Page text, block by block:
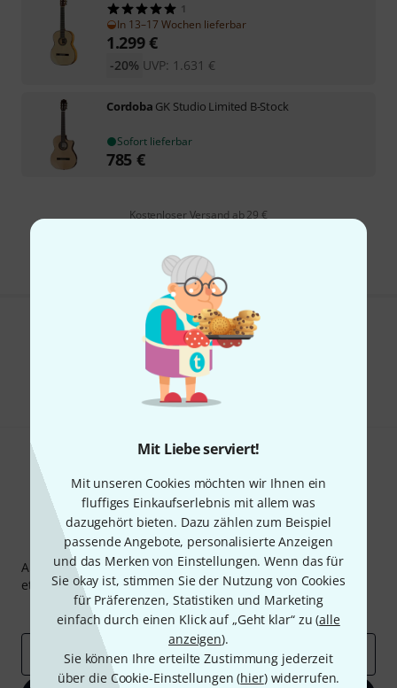
Mit Liebe serviert!
Mit unseren Cookies möchten wir Ihnen ein
fluffiges Einkaufserlebnis mit allem was
dazugehört bieten. Dazu zählen zum Beispiel
passende Angebote, personalisierte Anzeigen
und das Merken von Einstellungen. Wenn das für
Sie okay ist, stimmen Sie der Nutzung von Cookies
für Präferenzen, Statistiken und Marketing
einfach durch einen Klick auf „Geht klar“ zu (alle
anzeigen).
Sie können Ihre erteilte Zustimmung jederzeit
über die Cookie-Einstellungen (hier) widerrufen.
1
In 13–17 Wochen lieferbar
1.299€
UVP: 1.631 €
-20%
Cordoba GK Studio Limited B-Stock
Sofort lieferbar
785 €
Kostenloser Versand ab 29 €
Gefällt Ihnen, was Sie sehen?
Teilen Hilfe & Feedback
Thomann Newsletter
Abonniere den Thomann Newsletter und gewinne mit
etwas Glück einen von50 Gutscheinenüber jeweils50€
Inspirierende Beiträge
Deals Thomann Insights
E-Mail-Adresse*